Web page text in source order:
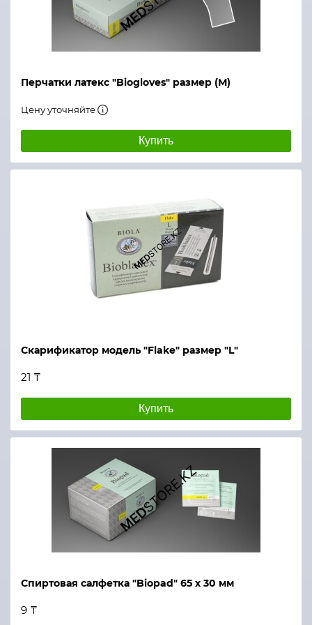
Перчатки латекс "Biogloves" размер (М)
Цену уточняйте
Купить
Скарификатор модель "Flake" размер "L"
21 ₸
Купить
Спиртовая салфетка "Biopad" 65 х 30 мм
9 ₸